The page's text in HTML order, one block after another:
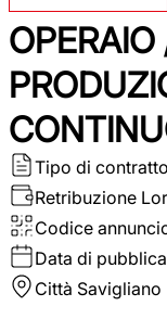
Tipo di contratto
Retribuzione
Codice
Data di
Città Savigliano